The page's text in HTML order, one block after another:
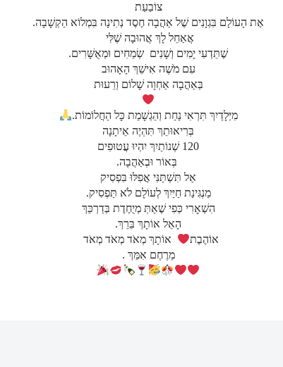
צוֹבַעַת
אֶת הָעוֹלָם בִּגְוָנִים שֶׁל אַהֲבָה חֶסֶד נְתִינָה בִּמְלוֹא הַקְשָׁבָה.
אֲאַחֵל לָךְ אֲהוּבָה שֶׁלִּי
שֶׁתֵּדְעִי יָמִים וְשָׁנִים שְׂמֵחִים וּמְאֻשָּׁרִים.
עִם מֹשֶׁה אִישֵׁךְ הָאָהוּב
בְּאַהֲבָה אַחְוָה שָׁלוֹם וְרֵעוּת
מִיְּלָדַיִךְ תִּרְאִי נַחַת וְהַגְשָׁמַת כָּל הַחֲלוֹמוֹת.
בְּרִיאוּתֵךְ תִּהְיֶה אֵיתָנָה
120 שְׁנוֹתַיִךְ יִהְיוּ עֲטוּפִים
בְּאוֹר וּבְאַהֲבָה.
אַל תִּשְׁתַּנִּי אֲפִלּוּ בִּפְסִיק
מַנְגִּינַת חַיַּיִךְ לְעוֹלָם לֹא תַּפְסִיק.
הִשְׁאׇרִי כְּפִי שֶׁאַתְּ מְיֻחֶדֶת בְּדַרְכֵּךְ
הָאֵל אוֹתָךְ בֵּרֵךְ.
אוֹהֶבֶת
אוֹתָךְ מְאֹד מְאֹד מְאֹד
מֵרֶחֶם אִמֵּךְ .